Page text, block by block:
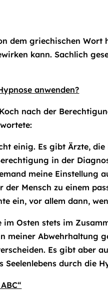
dem griechischen
kann. Sachlich
anwenden?
nach der
einig. Es gibt Ärzte,
in der
meine Einstellung
der Mensch zu einem
ein, vor allem dann,
im Osten stets im
meiner Abwehrhaltung
Es gibt aber
durch die